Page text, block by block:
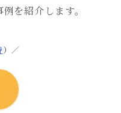
を紹介します。
）／